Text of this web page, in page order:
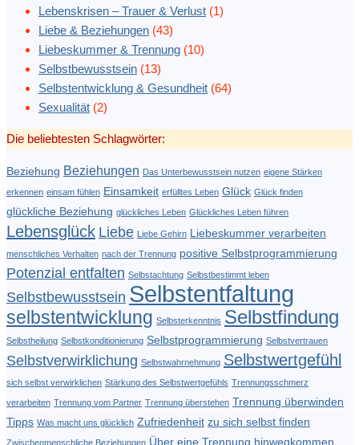
Lebenskrisen – Trauer & Verlust (1)
Liebe & Beziehungen (43)
Liebeskummer & Trennung (10)
Selbstbewusstsein (13)
Selbstentwicklung & Gesundheit (64)
Sexualität (2)
Die beliebtesten Schlagwörter:
Beziehung Beziehungen Das Unterbewusstsein nutzen eigene Stärken
erkennen einsam fühlen Einsamkeit erfülltes Leben Glück Glück finden
glückliche Beziehung glückliches Leben Glückliches Leben führen
Lebensglück Liebe Liebe Gehirn Liebeskummer verarbeiten
menschliches Verhalten nach der Trennung positive Selbstprogrammierung
Potenzial entfalten Selbstachtung Selbstbestimmt leben
Selbstbewusstsein Selbstentfaltung
selbstentwicklung Selbsterkenntnis Selbstfindung
Selbstheilung Selbstkonditionierung Selbstprogrammierung Selbstvertrauen
Selbstverwirklichung Selbstwahrnehmung Selbstwertgefühl
sich selbst verwirklichen Stärkung des Selbstwertgefühls Trennungsschmerz
verarbeiten Trennung vom Partner Trennung überstehen Trennung überwinden
Tipps Was macht uns glücklich Zufriedenheit zu sich selbst finden
Zwischenmenschliche Beziehungen Über eine Trennung hinwegkommen